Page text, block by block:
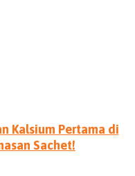
Kalsium Pertama di
Sachet!